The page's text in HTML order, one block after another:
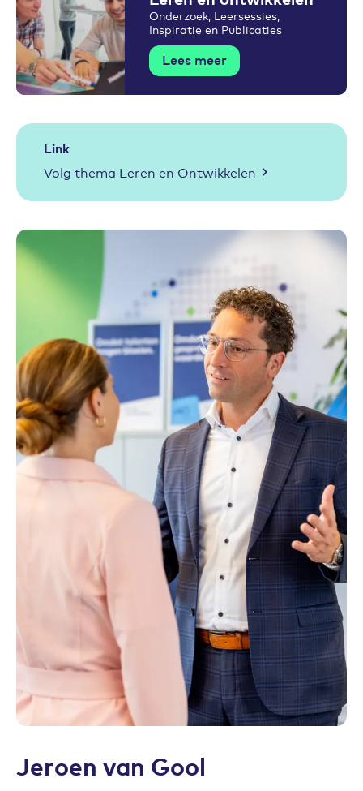
Onderzoek, Leersessies,
Inspiratie en Publicaties
Lees meer
Link
Volg thema Leren en Ontwikkelen
Jeroen van Gool